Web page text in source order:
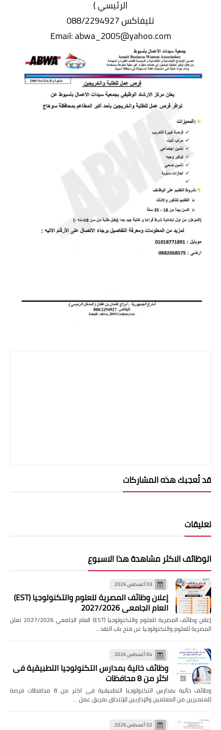
الرئيسي )
تليفاكس 088/2294927
Email: abwa_2005@yahoo.com
قد تُعجبك هذه المشاركات
تعليقات
الوظائف الاكثر مشاهدة هذا الاسبوع
03 أغسطس 2026
إعلان وظائف المصرية للعلوم والتكنولوجيا (EST)
العام الجامعي 2027/2026
إعلان وظائف المصرية للعلوم والتكنولوجيا (EST) العام الجامعي 2027/2026 تعلن
المصرية للعلوم والتكنولوجيا عن فتح باب التقد…
04 أغسطس 2026
وظائف خالية بمدارس التكنولوجيا التطبيقية فى
اكثر من 8 محافظات
وظائف خالية بمدارس التكنولوجيا التطبيقية فى اكثر من 8 محافظات فرصة
للمتميزين من المعلمين والإداريين للإلتحاق بفريق عمل …
02 أغسطس 2026